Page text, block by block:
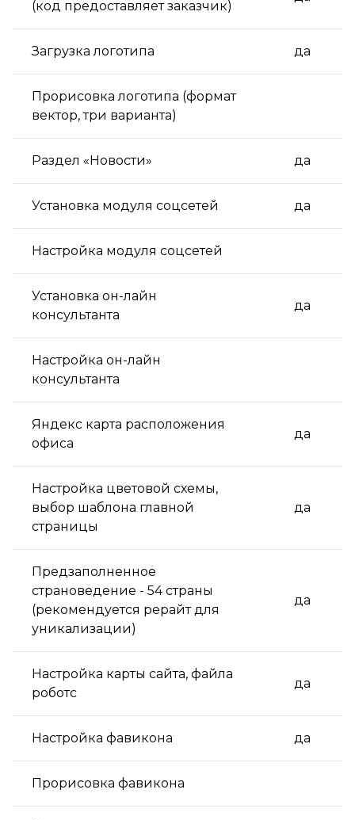
(код предоставляет заказчик)
Загрузка логотипа да
Прорисовка логотипа (формат
вектор, три варианта)
Раздел «Новости» да
Установка модуля соцсетей да
Настройка модуля соцсетей
Установка он-лайн
консультанта
да
Настройка он-лайн
консультанта
Яндекс карта расположения
офиса
да
Настройка цветовой схемы,
выбор шаблона главной
страницы
да
Предзаполненное
страноведение - 54 страны
(рекомендуется рерайт для
уникализации)
да
Настройка карты сайта, файла
роботс
да
Настройка фавикона да
Прорисовка фавикона